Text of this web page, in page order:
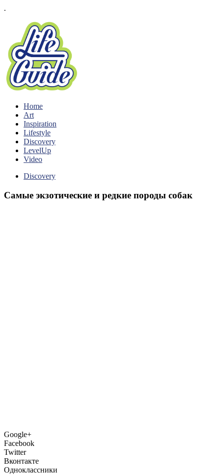
.
Home
Art
Inspiration
Lifestyle
Discovery
LevelUp
Video
Discovery
Самые экзотические и редкие породы собак
Google+
Facebook
Twitter
Вконтакте
Одноклассники